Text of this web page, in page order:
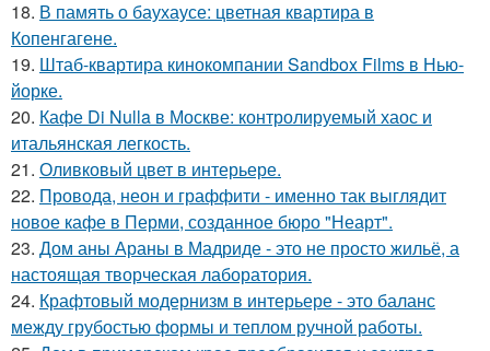
18. В память о баухаусе: цветная квартира в
Копенгагене.
19. Штаб-квартира кинокомпании Sandbox Films в Нью-
йорке.
20. Кафе Di Nulla в Москве: контролируемый хаос и
итальянская легкость.
21. Оливковый цвет в интерьере.
22. Провода, неон и граффити - именно так выглядит
новое кафе в Перми, созданное бюро "Неарт".
23. Дом аны Араны в Мадриде - это не просто жильё, а
настоящая творческая лаборатория.
24. Крафтовый модернизм в интерьере - это баланс
между грубостью формы и теплом ручной работы.